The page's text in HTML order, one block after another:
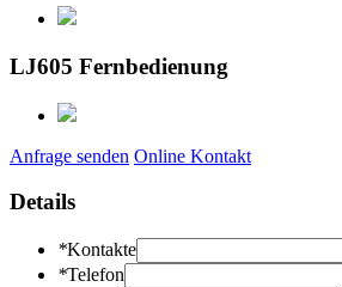
LJ605 Fernbedienung
Anfrage senden Online Kontakt
Details
*Kontakte
*Telefon